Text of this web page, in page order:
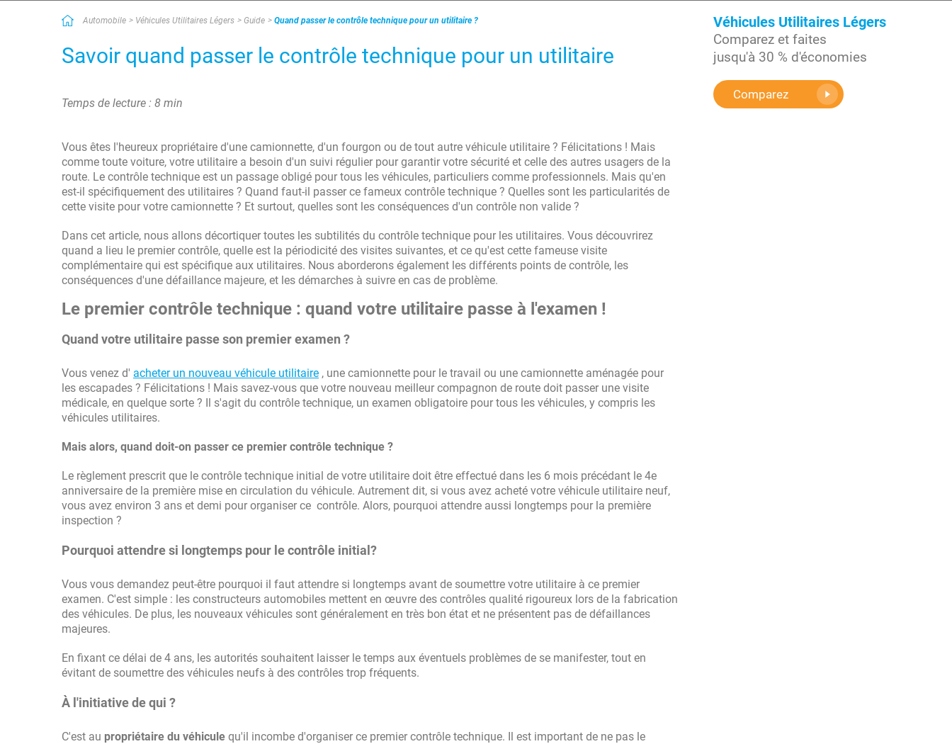
Automobile Véhicules Utilitaires Légers Guide Quand passer le contrôle technique pour un utilitaire ?
Savoir quand passer le contrôle technique pour un utilitaire
Temps de lecture : 8 min
Vous êtes l'heureux propriétaire d'une camionnette, d'un fourgon ou de tout autre véhicule utilitaire ? Félicitations ! Mais
comme toute voiture, votre utilitaire a besoin d'un suivi régulier pour garantir votre sécurité et celle des autres usagers de la
route. Le contrôle technique est un passage obligé pour tous les véhicules, particuliers comme professionnels. Mais qu'en
est-il spécifiquement des utilitaires ? Quand faut-il passer ce fameux contrôle technique ? Quelles sont les particularités de
cette visite pour votre camionnette ? Et surtout, quelles sont les conséquences d'un contrôle non valide ?
Dans cet article, nous allons décortiquer toutes les subtilités du contrôle technique pour les utilitaires. Vous découvrirez
quand a lieu le premier contrôle, quelle est la périodicité des visites suivantes, et ce qu'est cette fameuse visite
complémentaire qui est spécifique aux utilitaires. Nous aborderons également les différents points de contrôle, les
conséquences d'une défaillance majeure, et les démarches à suivre en cas de problème.
Le premier contrôle technique : quand votre utilitaire passe à l'examen !
Quand votre utilitaire passe son premier examen ?
Vous venez d' acheter un nouveau véhicule utilitaire , une camionnette pour le travail ou une camionnette aménagée pour
les escapades ? Félicitations ! Mais savez-vous que votre nouveau meilleur compagnon de route doit passer une visite
médicale, en quelque sorte ? Il s'agit du contrôle technique, un examen obligatoire pour tous les véhicules, y compris les
véhicules utilitaires.
Mais alors, quand doit-on passer ce premier contrôle technique ?
Le règlement prescrit que le contrôle technique initial de votre utilitaire doit être effectué dans les 6 mois précédant le 4e
anniversaire de la première mise en circulation du véhicule. Autrement dit, si vous avez acheté votre véhicule utilitaire neuf,
vous avez environ 3 ans et demi pour organiser ce contrôle. Alors, pourquoi attendre aussi longtemps pour la première
inspection ?
Pourquoi attendre si longtemps pour le contrôle initial?
Vous vous demandez peut-être pourquoi il faut attendre si longtemps avant de soumettre votre utilitaire à ce premier
examen. C'est simple : les constructeurs automobiles mettent en œuvre des contrôles qualité rigoureux lors de la fabrication
des véhicules. De plus, les nouveaux véhicules sont généralement en très bon état et ne présentent pas de défaillances
majeures.
En fixant ce délai de 4 ans, les autorités souhaitent laisser le temps aux éventuels problèmes de se manifester, tout en
évitant de soumettre des véhicules neufs à des contrôles trop fréquents.
À l'initiative de qui ?
C'est au propriétaire du véhicule qu'il incombe d'organiser ce premier contrôle technique. Il est important de ne pas le
Véhicules Utilitaires Légers
Comparez et faites
jusqu'à 30 % d'économies
Comparez